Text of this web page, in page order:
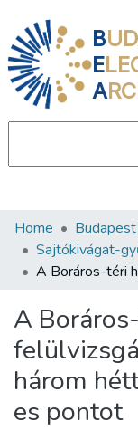
B
E
A
Communities &
All of DSpace
About us
Home
Sajtókivágat-
A
három
es pontot